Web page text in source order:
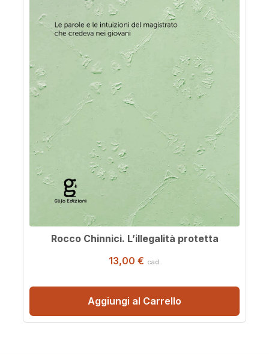
13,00 € cad.
Rocco Chinnici. L’illegalità protetta
Aggiungi al Carrello